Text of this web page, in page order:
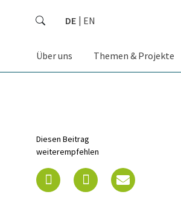
DE EN
Über uns Themen & Projekte
Diesen Beitrag
weiterempfehlen